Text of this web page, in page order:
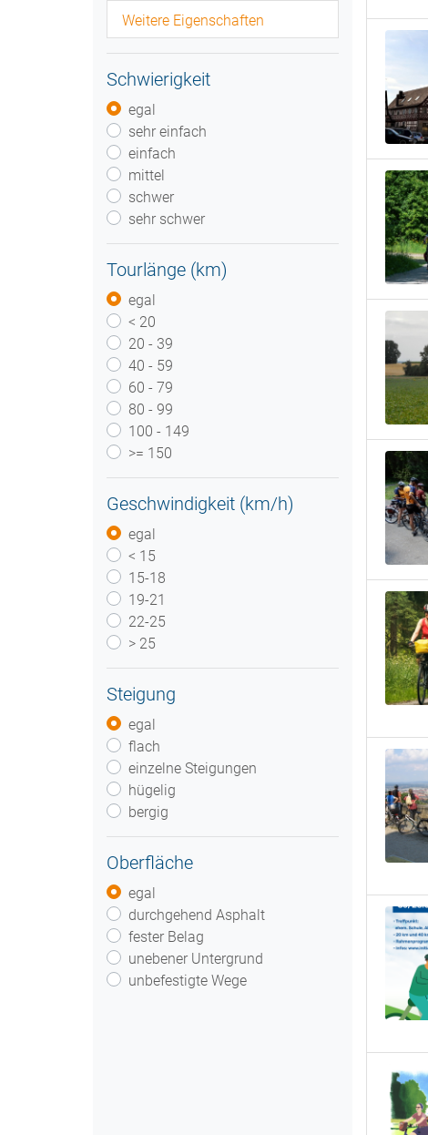
Weitere Eigenschaften
Schwierigkeit
egal
sehr einfach
einfach
mittel
schwer
sehr schwer
Tourlänge (km)
egal
< 20
20 - 39
40 - 59
60 - 79
80 - 99
100 - 149
>= 150
Geschwindigkeit (km/h)
egal
< 15
15-18
19-21
22-25
> 25
Steigung
egal
flach
einzelne Steigungen
hügelig
bergig
Oberfläche
egal
durchgehend Asphalt
fester Belag
unebener Untergrund
unbefestigte Wege